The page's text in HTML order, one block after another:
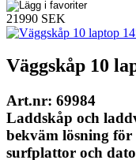
21990 SEK
Väggskåp 10
Art.nr: 69984
Laddskåp och
bekväm lösning
surfplattor och